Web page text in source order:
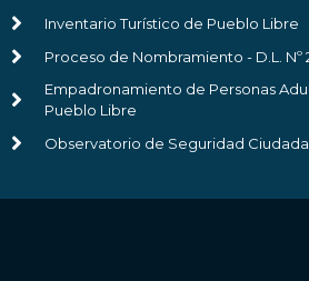
Inventario Turístico de Pueblo Libre
Proceso de Nombramiento - D.L. Nº
Empadronamiento de Personas
Pueblo Libre
Observatorio de Seguridad